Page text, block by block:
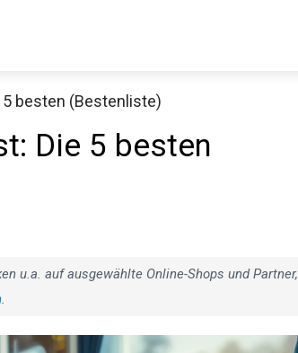
5 besten (Bestenliste)
Die 5 besten
u.a. auf ausgewählte Online-Shops und Partner,
.